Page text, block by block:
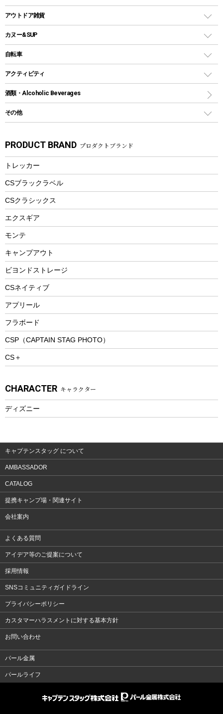
パラソル
テントアクセサリー
ペグ
グランドシート
ガイドロープ
ツール
鉄板、アミ
焚き火台&ストーブ
火起こし
バーベキューツール
クッカーセット
シェラカップ
クッキングツール
ナイフ
カトラリー
マグカップ、カップ
ステンレスボトル
フードボトル
トレー
ランチョンマット
ランチボックス
コップ付きタイプ
ワンタッチタイプ
プラスチックボトル
ディズニーボトル
クーラーバッグ
ウォータージャグ
保冷剤
アウトドアキャリー
アウトドア雑貨
バックパック&バッグ
リュック、バックパック
トートバッグ、サコッシュ
ショッピングキャリー
その他アウトドア雑貨
スプレー関係
ツール、他
カヌー&SUP
インフレータブル
カヤック
パドル
ヘルメット
エアーポンプ
アクセサリー
自転車
折りたたみ自転車
スポーツサイクル
シティサイクル
自転車ウェア
アクティビティ
マリン
ラッシュガード
パラソル
フローティングベスト
ヘルメット
エアーポンプ
ビーチテント
ウィンター
スノーシュー
防寒ウェア
トレッキング
トレッキングアクセサリー
プレイグッズ
ウェルネス
ウェア、タオル
ウェア
酒類・Alcoholic Beverages
その他
湯たんぽ
防災用品
PRODUCT BRAND プロダクトブランド
トレッカー
CSブラックラベル
CSクラシックス
エクスギア
モンテ
キャンプアウト
ビヨンドストレージ
CSネイティブ
アプリール
フラボード
CSP（CAPTAIN STAG PHOTO）
CS＋
CHARACTER キャラクター
ディズニー
キャプテンスタッグ について
AMBASSADOR
CATALOG
提携キャンプ場・関連サイト
会社案内
よくある質問
アイデア等のご提案について
採用情報
SNSコミュニティガイドライン
プライバシーポリシー
カスタマーハラスメントに対する基本方針
お問い合わせ
パール金属
パールライフ